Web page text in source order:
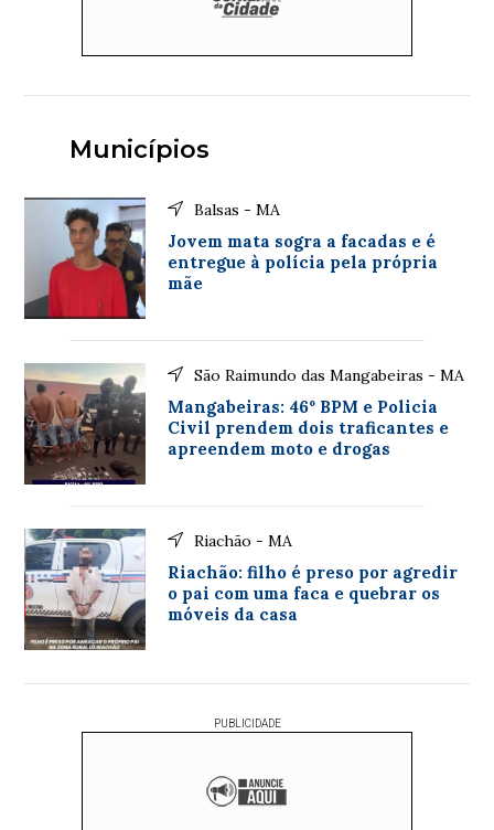
Municípios
Balsas - MA
Jovem mata sogra a facadas e é
entregue à polícia pela própria
mãe
São Raimundo das Mangabeiras - MA
Mangabeiras: 46º BPM e Policia
Civil prendem dois traficantes e
apreendem moto e drogas
Riachão - MA
Riachão: filho é preso por agredir
o pai com uma faca e quebrar os
móveis da casa
PUBLICIDADE